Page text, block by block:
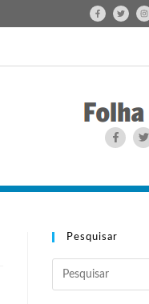
Pesquisar